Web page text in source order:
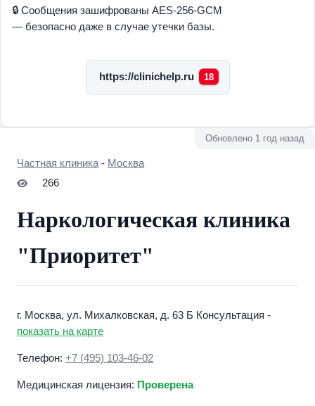
🔒 Сообщения зашифрованы AES-256-GCM
— безопасно даже в случае утечки базы.
https://clinichelp.ru 18
Частная клиника- Москва
266
Наркологическая клиника
"Приоритет"
г. Москва, ул. Михалковская, д. 63 Б Консультация -
показать на карте
Телефон: +7 (495) 103-46-02
Медицинская лицензия: Проверена
Обновлено 1 год назад